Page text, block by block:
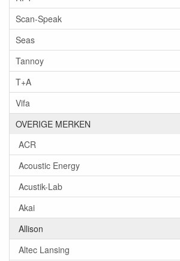
Scan-Speak
Seas
Tannoy
T+A
Vifa
OVERIGE MERKEN
ACR
Acoustic Energy
Acustik-Lab
Akai
Allison
Altec Lansing